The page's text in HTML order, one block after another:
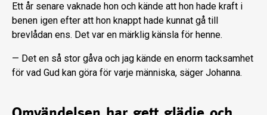
Ett år senare vaknade hon och kände att hon hade kraft i
benen igen efter att hon knappt hade kunnat gå till
brevlådan ens. Det var en märklig känsla för henne.
— Det en så stor gåva och jag kände en enorm tacksamhet
för vad Gud kan göra för varje människa, säger Johanna.